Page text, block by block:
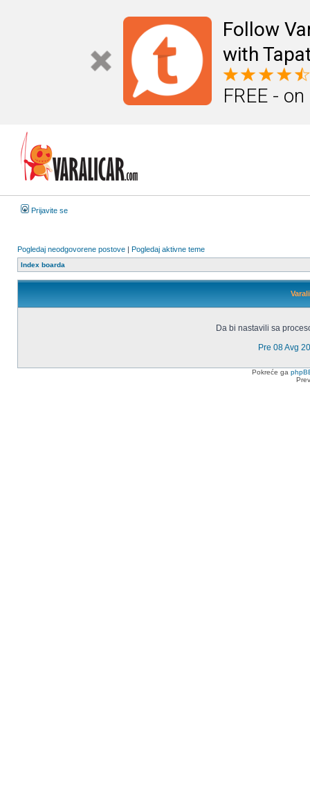
Follow
with
FREE -
Prijavite se
Pogledaj neodgovorene postove | Pogledaj aktivne teme
Index boarda
Da bi nastavili sa
Pre 08 Avg
Pokreće ga